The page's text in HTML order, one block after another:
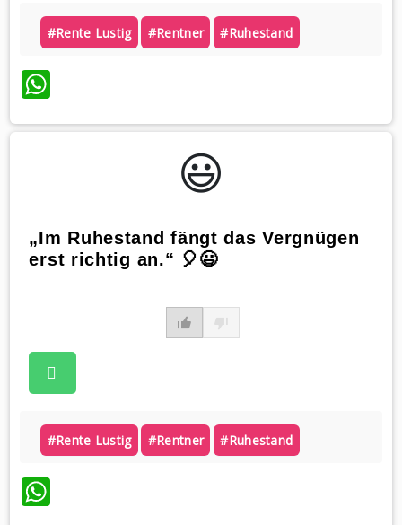
#rente Lustig #rentner #ruhestand
WhatsApp
😃️
„Im Ruhestand fängt das Vergnügen
erst richtig an.“ 🎈😃
#rente Lustig #rentner #ruhestand
WhatsApp